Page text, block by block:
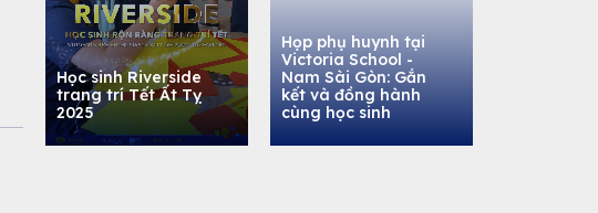
Học sinh Riverside
trang trí Tết Ất Tỵ
2025
Họp phụ huynh tại
Victoria School -
Nam Sài Gòn: Gắn
kết và đồng hành
cùng học sinh